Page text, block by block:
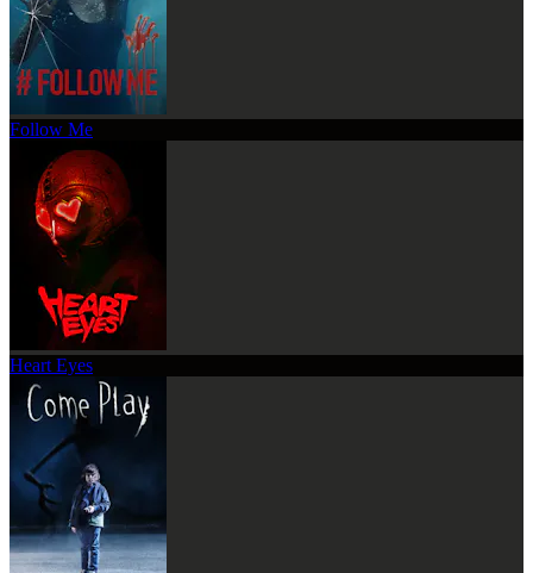
Follow Me
Heart Eyes